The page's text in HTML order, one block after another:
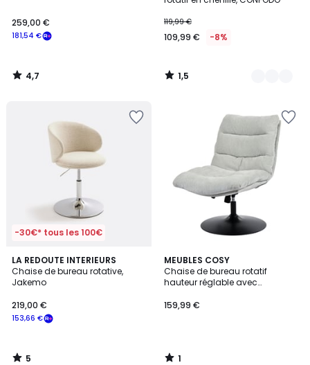
181,54 €
259,00 €
4,7
/
119,99 €
109,99 € -8%
1,5
/
-30€* tous les 100€
LA REDOUTE INTERIEURS
Chaise de bureau rotative,
Jakemo
153,66 €
219,00 €
5
/
5
5
MEUBLES COSY
Chaise de bureau rotatif
hauteur réglable avec
LAMBERYOFFICE
159,99 €
1
/
5
1